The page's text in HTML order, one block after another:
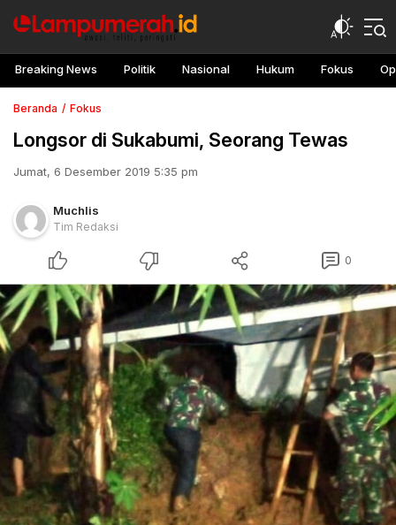
Breaking News Politik Nasional Hukum Fokus
Beranda Fokus
Longsor di Sukabumi, Seorang Tewas
Jumat, 6 Desember 2019 5:35 pm
Muchlis
Tim Redaksi
0